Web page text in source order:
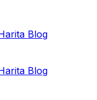
Blog
Blog